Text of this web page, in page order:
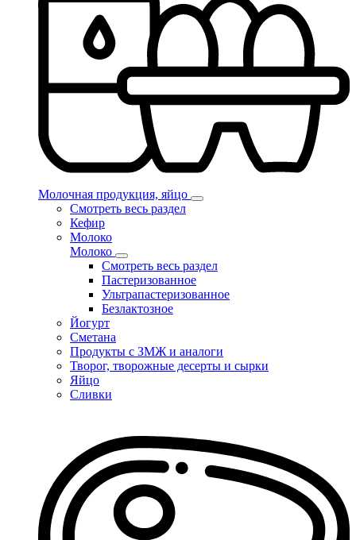
Молочная продукция, яйцо
Смотреть весь раздел
Кефир
Молоко
Молоко
Смотреть весь раздел
Пастеризованное
Ультрапастеризованное
Безлактозное
Йогурт
Сметана
Продукты с ЗМЖ и аналоги
Творог, творожные десерты и сырки
Яйцо
Сливки